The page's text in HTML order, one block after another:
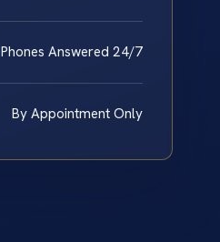
Phones Answered 24/7
By Appointment Only